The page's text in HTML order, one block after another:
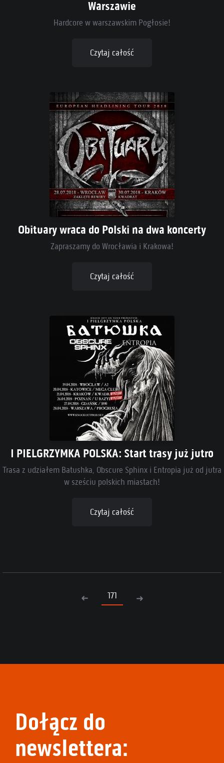
Warszawie
Hardcore w warszawskim Pogłosie!
Czytaj całość
Obituary wraca do Polski na dwa koncerty
Zapraszamy do Wrocławia i Krakowa!
Czytaj całość
I PIELGRZYMKA POLSKA: Start trasy już jutro
Trasa z udziałem Batushka, Obscure Sphinx i Entropia już od jutra
w sześciu polskich miastach!
Czytaj całość
171
Dołącz do
newslettera: